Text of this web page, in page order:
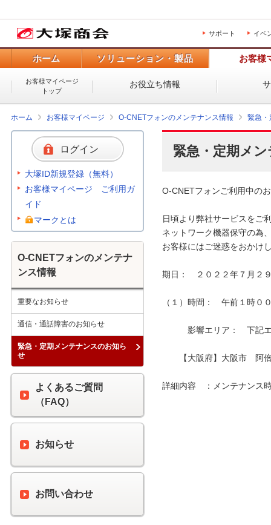
サポート イベ
ホーム ソリューション・製品 お客様
お客様マイページ
トップ
お役立ち情報
ホーム お客様マイページ O-CNETフォンのメンテナンス情報 緊急・
緊急・定期メ
O-CNETフォンご利用中の
日頃より弊社サービスをご
ネットワーク機器保守の為
お客様にはご迷惑をおかけ
期日：　２０２２年７月２
（１）時間：　午前１時０
影響エリア：　下記エ
【大阪府】
詳細内容　：メンテナンス
ログイン
大塚ID新規登録（無料）
お客様マイページ ご利用ガ
イド
マークとは
O-CNETフォンのメンテナ
ンス情報
重要なお知らせ
通信・通話障害のお知らせ
緊急・定期メンテナンスのお知ら
せ
よくあるご質問
（FAQ）
お知らせ
お問い合わせ